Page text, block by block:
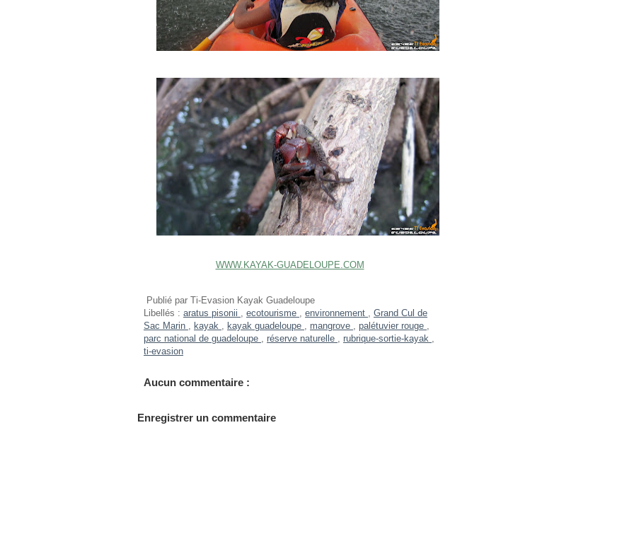
WWW.KAYAK-GUADELOUPE.COM
Publié par Ti-Evasion Kayak Guadeloupe
Libellés : aratus pisonii , ecotourisme , environnement , Grand Cul de
Sac Marin , kayak , kayak guadeloupe , mangrove , palétuvier rouge ,
parc national de guadeloupe , réserve naturelle , rubrique-sortie-kayak ,
ti-evasion
Aucun commentaire :
Enregistrer un commentaire